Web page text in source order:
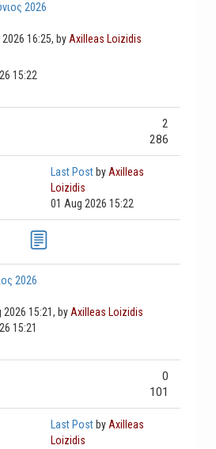
2026
16:25, by Axilleas Loizidis
15:22
2
286
Last Post by Axilleas
Loizidis
01 Aug 2026 15:22
2026
15:21, by Axilleas Loizidis
15:21
0
101
Last Post by Axilleas
Loizidis